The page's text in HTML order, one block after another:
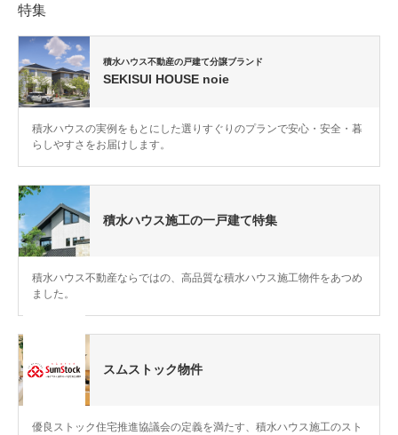
特集
積水ハウス不動産の戸建て分譲ブランド
SEKISUI HOUSE noie
積水ハウスの実例をもとにした選りすぐりのプランで安心・安全・暮
らしやすさをお届けします。
積水ハウス施工の一戸建て特集
積水ハウス不動産ならではの、高品質な積水ハウス施工物件をあつめ
ました。
スムストック物件
優良ストック住宅推進協議会の定義を満たす、積水ハウス施工のスト